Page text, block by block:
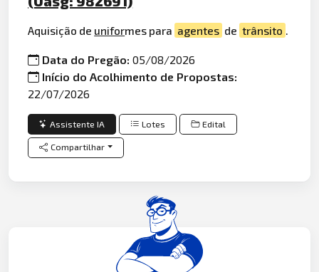
Aquisição de uniformes para agentes de trânsito
Data do Pregão:05/08/2026
Início do Acolhimento de Propostas:
22/07/2026
Assistente IA Lotes Edital
Compartilhar